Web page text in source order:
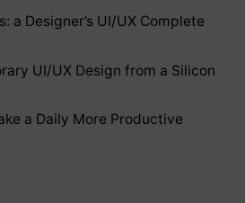
a Designer’s UI/UX Complete
UI/UX Design from a Silicon
a Daily More Productive